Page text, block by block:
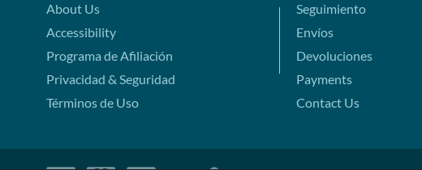
About Us
Accessibility
Programa de Afiliación
Privacidad & Seguridad
Términos de Uso
Seguimiento
Envíos
Devoluciones
Payments
Contact Us